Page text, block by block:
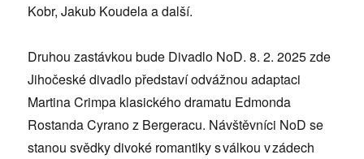
Kobr, Jakub Koudela a další.
Druhou zastávkou bude Divadlo NoD. 8. 2. 2025 zde
Jihočeské divadlo představí odvážnou adaptaci
Martina Crimpa klasického dramatu Edmonda
Rostanda Cyrano z Bergeracu. Návštěvníci NoD se
stanou svědky divoké romantiky s válkou v zádech